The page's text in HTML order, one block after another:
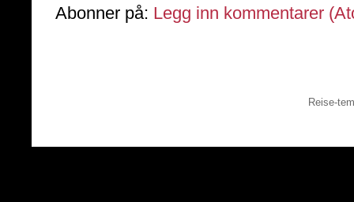
Abonner på: Legg inn kommentarer
Reise-